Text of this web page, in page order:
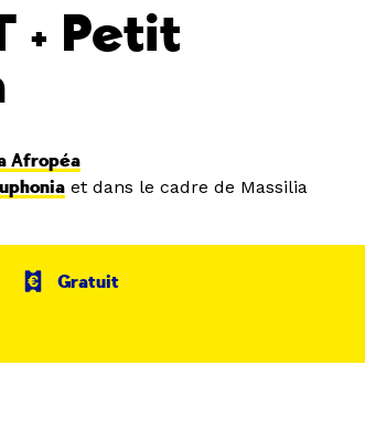
+ Petit
Afropéa
et dans le cadre de Massilia
Gratuit